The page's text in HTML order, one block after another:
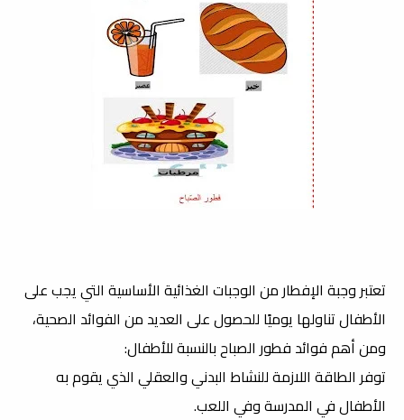
تعتبر وجبة الإفطار من الوجبات الغذائية الأساسية التي يجب على
الأطفال تناولها يوميًا للحصول على العديد من الفوائد الصحية،
ومن أهم فوائد فطور الصباح بالنسبة للأطفال:
توفر الطاقة اللازمة للنشاط البدني والعقلي الذي يقوم به
الأطفال في المدرسة وفي اللعب.